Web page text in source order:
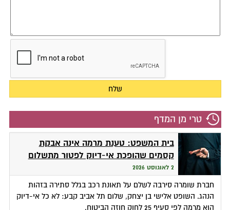
טרי מן המדף
בית המשפט: טענת מרמה אינה אבקת
קסמים שהופכת אי-דיוק לפטור מתשלום
2 לאוגוסט 2026
חברת שומרה סירבה לשלם על תאונת רכב בגלל סתירה בזהות
הנהג. השופט אלישי בן יצחק, שלום תל אביב קבע: לא כל אי-דיוק
הוא מרמה לפי סעיף 25 לחוק חוזה הביטוח.